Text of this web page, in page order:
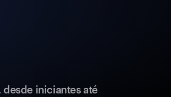
desde iniciantes até